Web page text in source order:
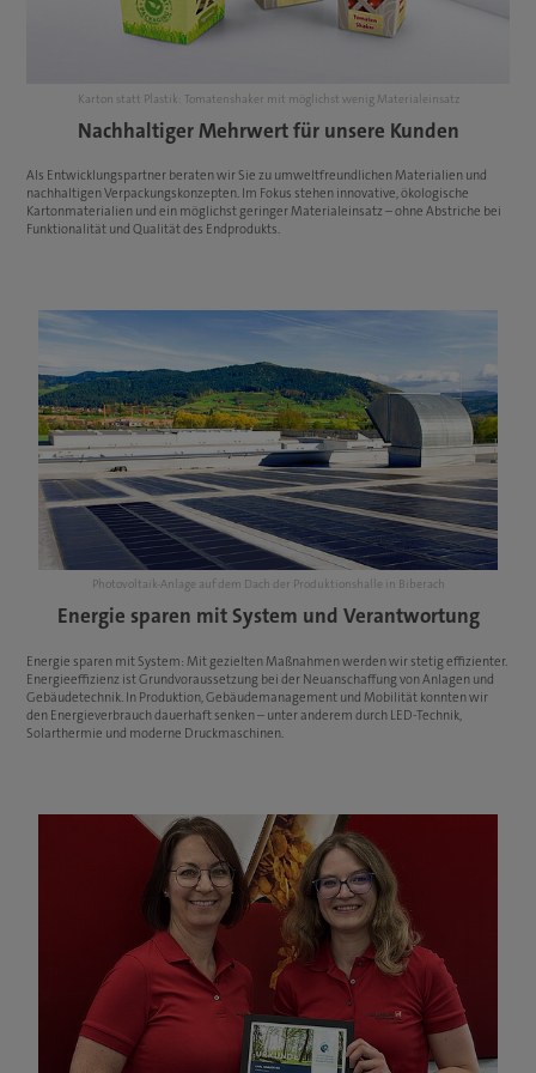
Besonders nachhaltige Verpackungen unserer Kunden aus Graskarton
Karton statt Plastik: Tomatenshaker mit möglichst wenig Materialeinsatz
Nachhaltiger Mehrwert für unsere Kunden
Als Entwicklungspartner beraten wir Sie zu umweltfreundlichen Materialien und
nachhaltigen Verpackungskonzepten. Im Fokus stehen innovative, ökologische
Kartonmaterialien und ein möglichst geringer Materialeinsatz – ohne Abstriche bei
Funktionalität und Qualität des Endprodukts.
Photovoltaik-Anlage auf dem Dach der Produktionshalle in Biberach
Energie sparen mit System und Verantwortung
Energie sparen mit System: Mit gezielten Maßnahmen werden wir stetig effizienter.
Energieeffizienz ist Grundvoraussetzung bei der Neuanschaffung von Anlagen und
Gebäudetechnik. In Produktion, Gebäudemanagement und Mobilität konnten wir
den Energieverbrauch dauerhaft senken – unter anderem durch LED-Technik,
Solarthermie und moderne Druckmaschinen.